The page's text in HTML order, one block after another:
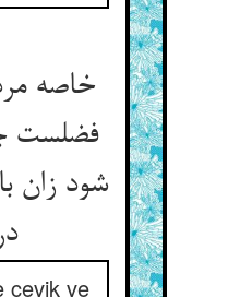
خاصه
فضلست
شود زان
çevik ve